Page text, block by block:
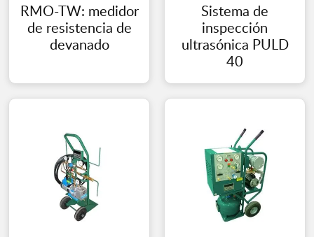
RMO-TW: medidor
de resistencia de
devanado
Sistema de
inspección
ultrasónica PULD
40